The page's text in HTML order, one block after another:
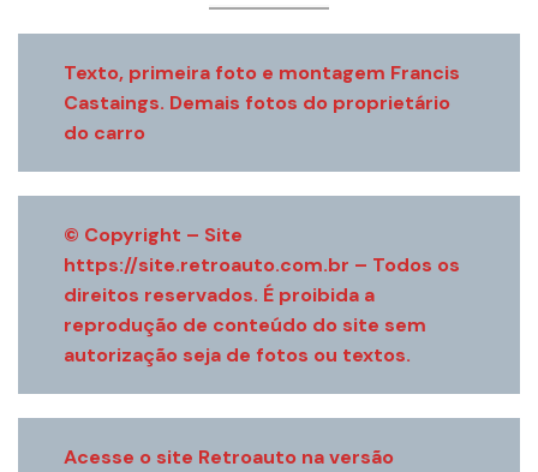
Texto, primeira foto e montagem Francis
Castaings. Demais fotos do proprietário
do carro
© Copyright – Site
https://site.retroauto.com.br – Todos os
direitos reservados. É proibida a
reprodução de conteúdo do site sem
autorização seja de fotos ou textos.
Acesse o site Retroauto na versão